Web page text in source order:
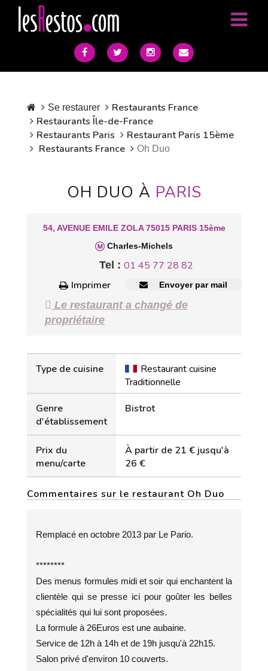
Se restaurer
Restaurants France
Restaurants Île-de-France
Restaurants Paris
Restaurant Paris 15ème
Restaurants France
Oh Duo
OH DUO À PARIS
54, AVENUE EMILE ZOLA 75015 PARIS 15ème
Charles-Michels
Tel : 01 45 77 28 82
Imprimer
Envoyer par mail
Le restaurant a changé de
propriétaire
Type de cuisine
Restaurant cuisine
Traditionnelle
Genre
d'établissement
Bistrot
Prix du
menu/carte
À partir de 21 € jusqu'à
26 €
Commentaires sur le restaurant Oh Duo
Remplacé en octobre 2013 par Le Pario.
********
Des menus formules midi et soir qui enchantent la
clientèle qui se presse ici pour goûter les belles
spécialités qui lui sont proposées.
La formule à 26Euros est une aubaine.
Service de 12h à 14h et de 19h jusqu'à 22h15.
Salon privé d'environ 10 couverts.